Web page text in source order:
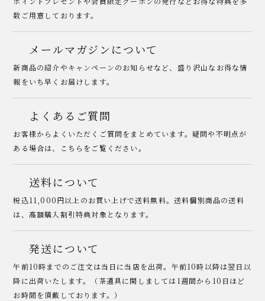
数ご用意しております。
メールマガジンについて
新商品の紹介やキャンペーンのお知らせなど、盛り沢山なお得な情
報をいち早くお届けします。
よくあるご質問
お客様からよくいただくご質問をまとめています。疑問や不明点が
ある場合は、こちらをご覧ください。
送料について
税込11,000円以上のお買い上げで送料無料。送料個別商品の送料
は、高額購入割引特典対象となります。
発送について
午前10時までのご注文は当日に当店を出荷。午前10時以降は翌日以
降に出荷いたします。（茶道具に関しましては1週間から10日ほど
お時間を頂戴しております。）